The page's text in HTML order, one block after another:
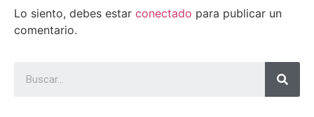
Lo siento, debes estar conectado para publicar un
comentario.